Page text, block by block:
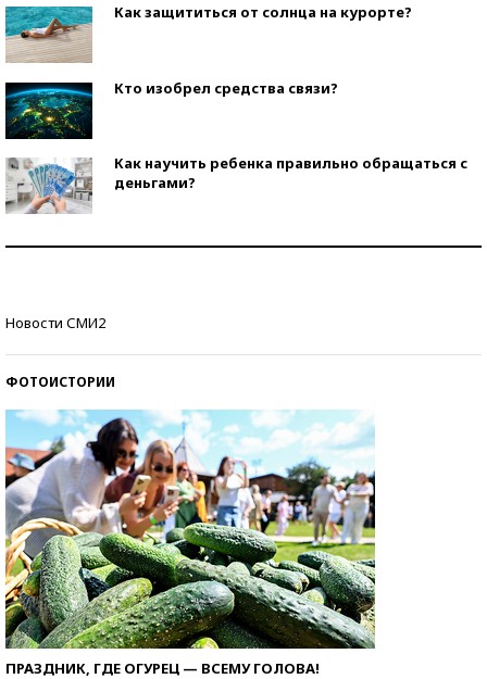
Как защититься от солнца на курорте?
Кто изобрел средства связи?
Как научить ребенка правильно обращаться с
деньгами?
Новости СМИ2
ФОТОИСТОРИИ
ПРАЗДНИК, ГДЕ ОГУРЕЦ — ВСЕМУ ГОЛОВА!